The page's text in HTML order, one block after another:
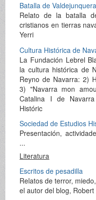
Batalla de
Relato de la batalla
cristianos en tierras
Yerri
Cultura Histórica de
La Fundación Lebrel
la cultura histórica de
Reyno de Navarra: 2)
3) "Navarra mon
Catalina I de
Históric
Sociedad de Estudios
Presentación,
...
Literatura
Escritos de pesadilla
Relatos de terror,
el autor del blog,